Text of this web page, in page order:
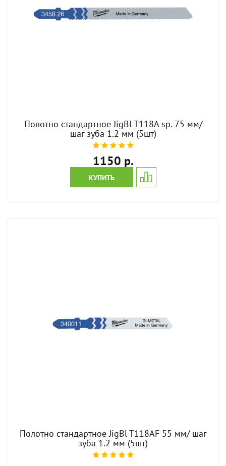
Полотно стандартное JigBl T118A sp. 75 мм/
шаг зуба 1.2 мм (5шт)
1150 р.
КУПИТЬ
Полотно стандартное JigBl T118AF 55 мм/ шаг
зуба 1.2 мм (5шт)